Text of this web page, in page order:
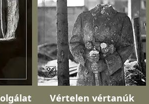
Vértelen vértanúk